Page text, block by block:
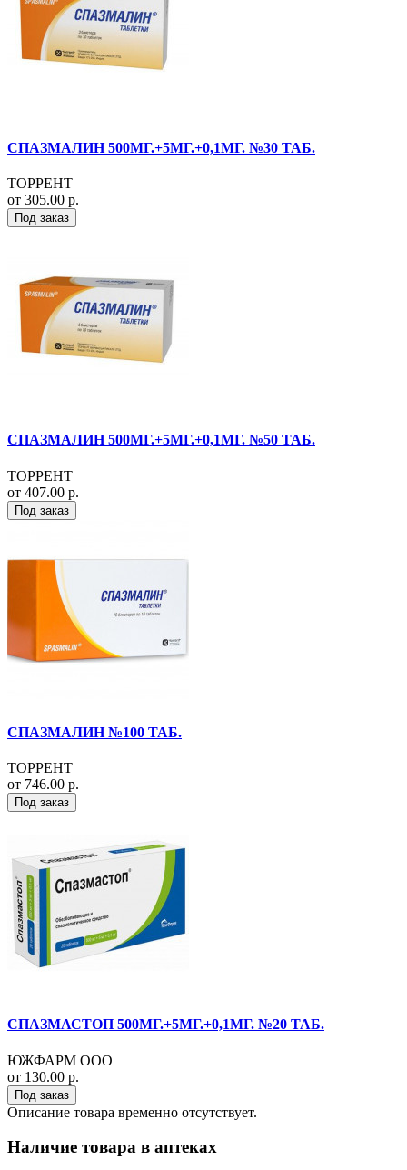
СПАЗМАЛИН 500МГ.+5МГ.+0,1МГ. №30 ТАБ.
ТОРРЕНТ
от 305.00 р.
Под заказ
СПАЗМАЛИН 500МГ.+5МГ.+0,1МГ. №50 ТАБ.
ТОРРЕНТ
от 407.00 р.
Под заказ
СПАЗМАЛИН №100 ТАБ.
ТОРРЕНТ
от 746.00 р.
Под заказ
СПАЗМАСТОП 500МГ.+5МГ.+0,1МГ. №20 ТАБ.
ЮЖФАРМ ООО
от 130.00 р.
Под заказ
Описание товара временно отсутствует.
Наличие товара в аптеках